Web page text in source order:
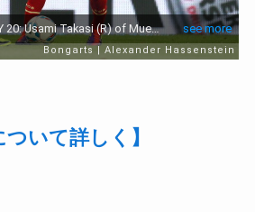
ついて詳しく】